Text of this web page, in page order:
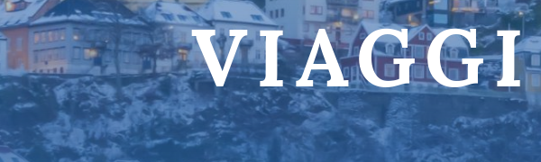
Mondo
Tutte le destinazioni
Lombardia
Molise
Puglia
Sicilia
Trentino
Valle-d-Aosta